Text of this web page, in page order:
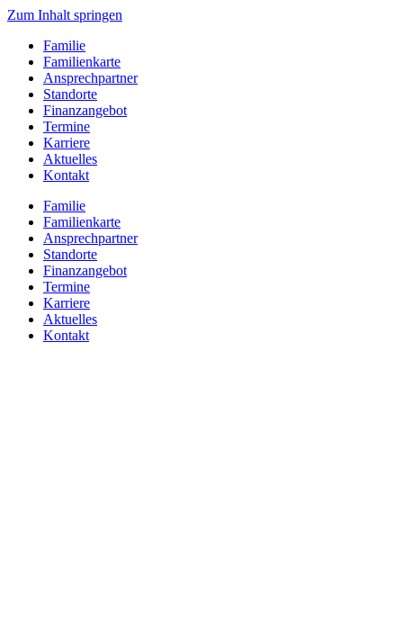
Zum Inhalt springen
Familie
Familienkarte
Ansprechpartner
Standorte
Finanzangebot
Termine
Karriere
Aktuelles
Kontakt
Familie
Familienkarte
Ansprechpartner
Standorte
Finanzangebot
Termine
Karriere
Aktuelles
Kontakt